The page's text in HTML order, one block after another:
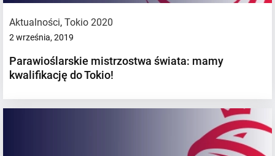
Aktualności, Tokio 2020
2 września, 2019
Parawioślarskie mistrzostwa świata: mamy
kwalifikację do Tokio!